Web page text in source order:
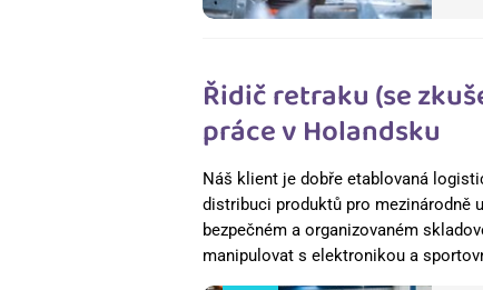
Řidič retraku (se
práce v Holandsku
Náš klient je dobře etablovaná
distribuci produktů pro mezinárodně
bezpečném a organizovaném
manipulovat s elektronikou a